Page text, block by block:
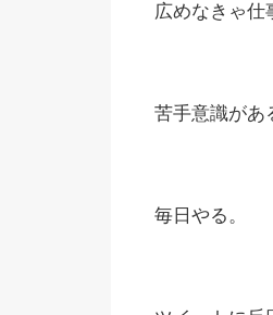
広めなきゃ仕
苦手意識があ
毎日やる。